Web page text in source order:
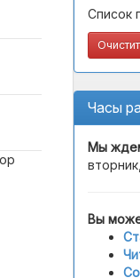
Список
Часы
Мы
Вы